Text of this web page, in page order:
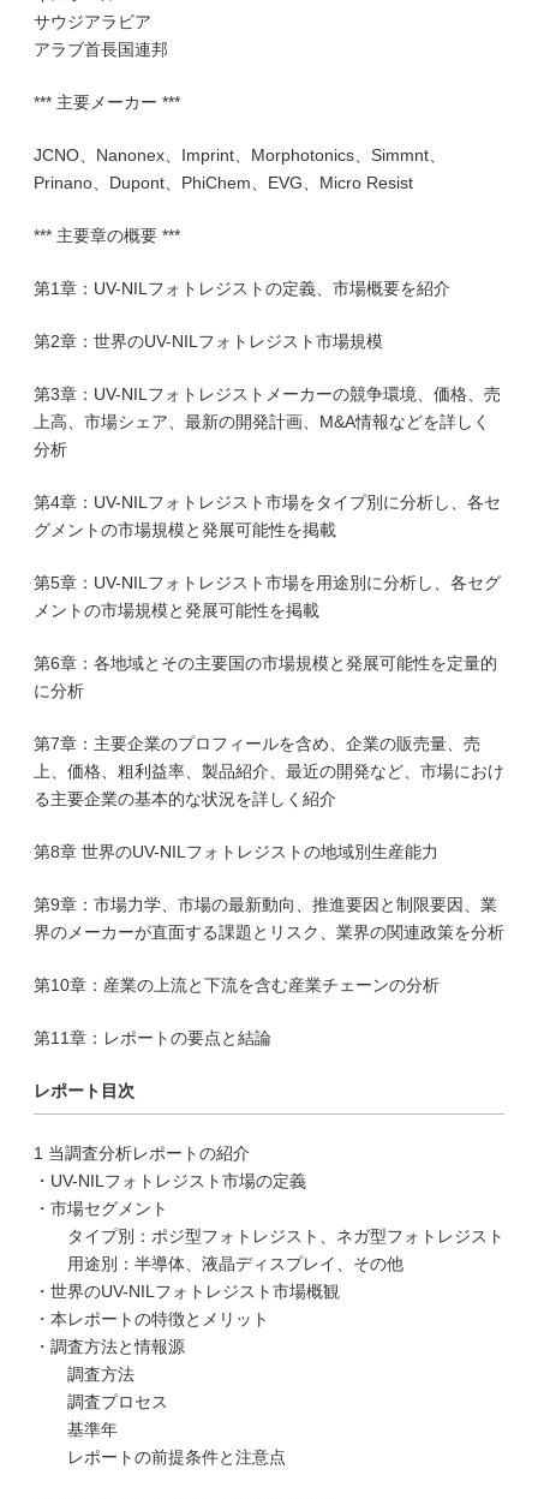
サウジアラビア
アラブ首長国連邦
*** 主要メーカー ***
JCNO、Nanonex、Imprint、Morphotonics、Simmnt、
Prinano、Dupont、PhiChem、EVG、Micro Resist
*** 主要章の概要 ***
第1章：UV-NILフォトレジストの定義、市場概要を紹介
第2章：世界のUV-NILフォトレジスト市場規模
第3章：UV-NILフォトレジストメーカーの競争環境、価格、売
上高、市場シェア、最新の開発計画、M&A情報などを詳しく
分析
第4章：UV-NILフォトレジスト市場をタイプ別に分析し、各セ
グメントの市場規模と発展可能性を掲載
第5章：UV-NILフォトレジスト市場を用途別に分析し、各セグ
メントの市場規模と発展可能性を掲載
第6章：各地域とその主要国の市場規模と発展可能性を定量的
に分析
第7章：主要企業のプロフィールを含め、企業の販売量、売
上、価格、粗利益率、製品紹介、最近の開発など、市場におけ
る主要企業の基本的な状況を詳しく紹介
第8章 世界のUV-NILフォトレジストの地域別生産能力
第9章：市場力学、市場の最新動向、推進要因と制限要因、業
界のメーカーが直面する課題とリスク、業界の関連政策を分析
第10章：産業の上流と下流を含む産業チェーンの分析
第11章：レポートの要点と結論
レポート目次
1 当調査分析レポートの紹介
・UV-NILフォトレジスト市場の定義
・市場セグメント
タイプ別：ポジ型フォトレジスト、ネガ型フォトレジスト
用途別：半導体、液晶ディスプレイ、その他
・世界のUV-NILフォトレジスト市場概観
・本レポートの特徴とメリット
・調査方法と情報源
調査方法
調査プロセス
基準年
レポートの前提条件と注意点